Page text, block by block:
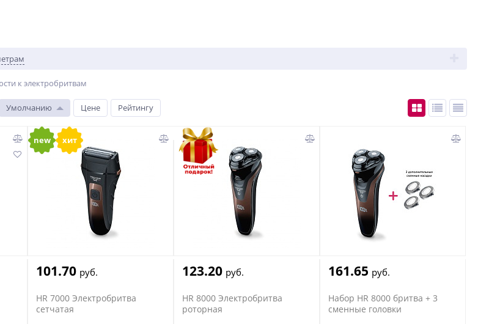
к электробритвам
Умолчанию Цене Рейтингу
new хит
101.70 руб.
HR 7000 Электробритва
сетчатая
123.20 руб.
HR 8000 Электробритва
роторная
161.65 руб.
Набор HR 8000 бритва + 3
сменные головки